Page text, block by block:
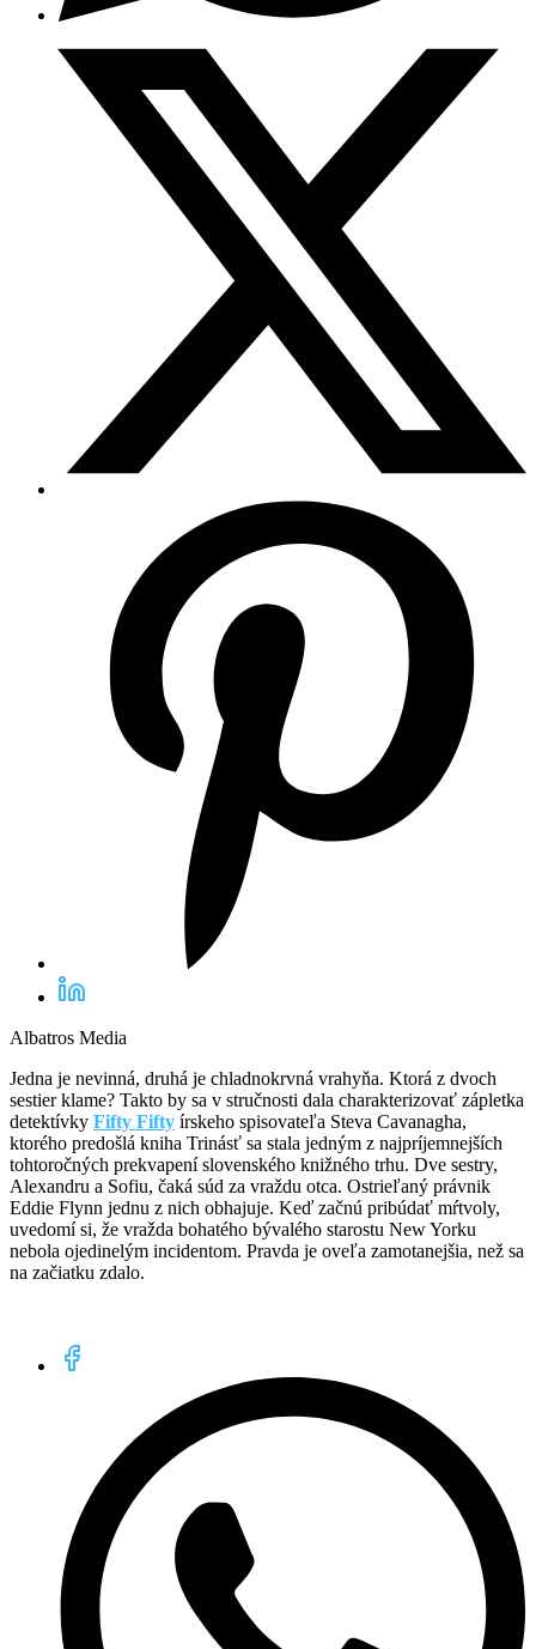
Albatros Media
Jedna je nevinná, druhá je chladnokrvná vrahyňa. Ktorá z dvoch
sestier klame? Takto by sa v stručnosti dala charakterizovať zápletka
detektívky Fifty Fifty írskeho spisovateľa Steva Cavanagha,
ktorého predošlá kniha Trinásť sa stala jedným z najpríjemnejších
tohtoročných prekvapení slovenského knižného trhu. Dve sestry,
Alexandru a Sofiu, čaká súd za vraždu otca. Ostrieľaný právnik
Eddie Flynn jednu z nich obhajuje. Keď začnú pribúdať mŕtvoly,
uvedomí si, že vražda bohatého bývalého starostu New Yorku
nebola ojedinelým incidentom. Pravda je oveľa zamotanejšia, než sa
na začiatku zdalo.